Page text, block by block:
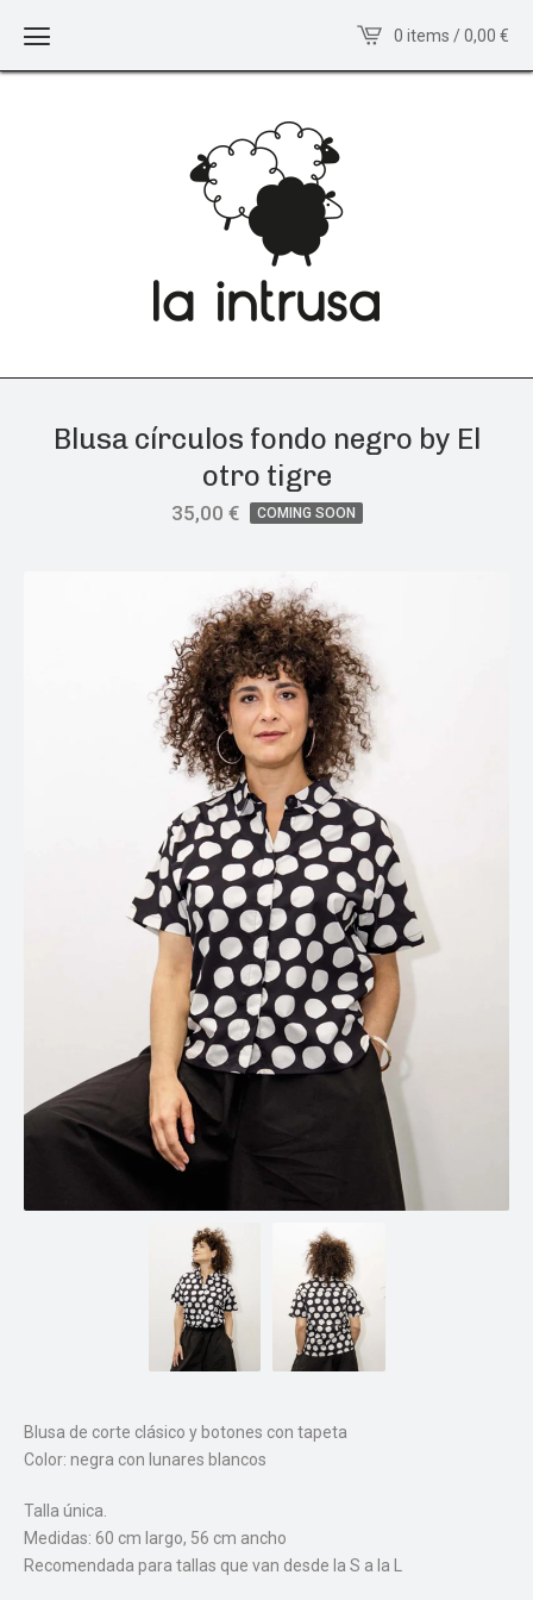
0 items / 0,00 €
Blusa círculos fondo negro by El
otro tigre
35,00 € COMING SOON
Blusa de corte clásico y botones con tapeta
Color: negra con lunares blancos
Talla única.
Medidas: 60 cm largo, 56 cm ancho
Recomendada para tallas que van desde la S a la L